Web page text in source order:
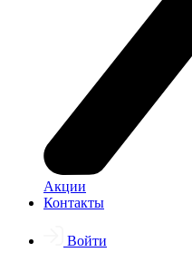
Акции
Контакты
Войти